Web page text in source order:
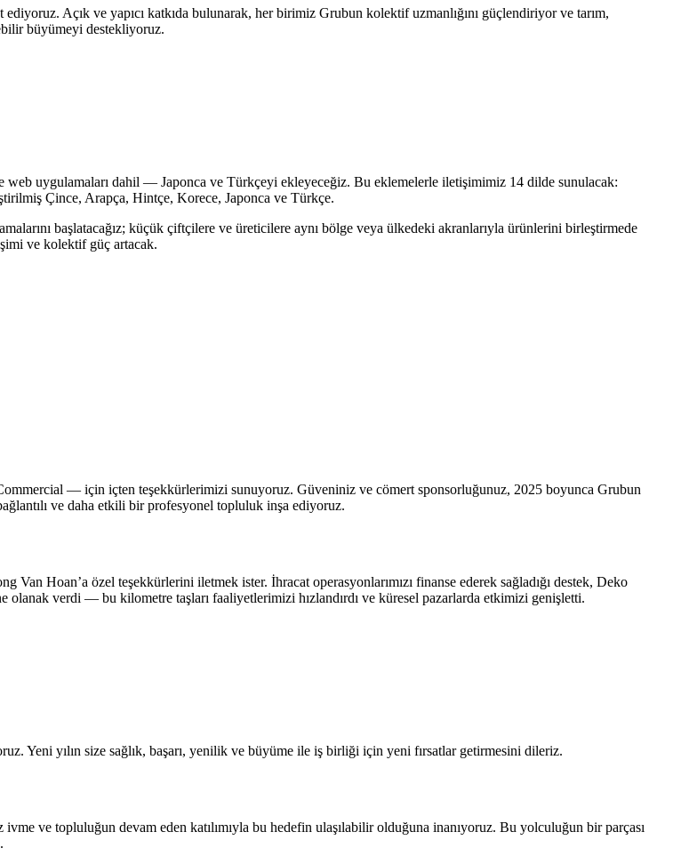
Açık ve yapıcı katkıda bulunarak, her birimiz Grubun kolektif uzmanlığını güçlendiriyor ve tarım,
büyümeyi destekliyoruz.
uygulamaları dahil — Japonca ve Türkçeyi ekleyeceğiz. Bu eklemelerle iletişimimiz 14 dilde sunulacak:
Çince, Arapça, Hintçe, Korece, Japonca ve Türkçe.
başlatacağız; küçük çiftçilere ve üreticilere aynı bölge veya ülkedeki akranlarıyla ürünlerini birleştirmede
ve kolektif güç artacak.
— için içten teşekkürlerimizi sunuyoruz. Güveniniz ve cömert sponsorluğunuz, 2025 boyunca Grubun
ve daha etkili bir profesyonel topluluk inşa ediyoruz.
Hoan’a özel teşekkürlerini iletmek ister. İhracat operasyonlarımızı finanse ederek sağladığı destek, Deko
verdi — bu kilometre taşları faaliyetlerimizi hızlandırdı ve küresel pazarlarda etkimizi genişletti.
Yeni yılın size sağlık, başarı, yenilik ve büyüme ile iş birliği için yeni fırsatlar getirmesini dileriz.
ve topluluğun devam eden katılımıyla bu hedefin ulaşılabilir olduğuna inanıyoruz. Bu yolculuğun bir parçası